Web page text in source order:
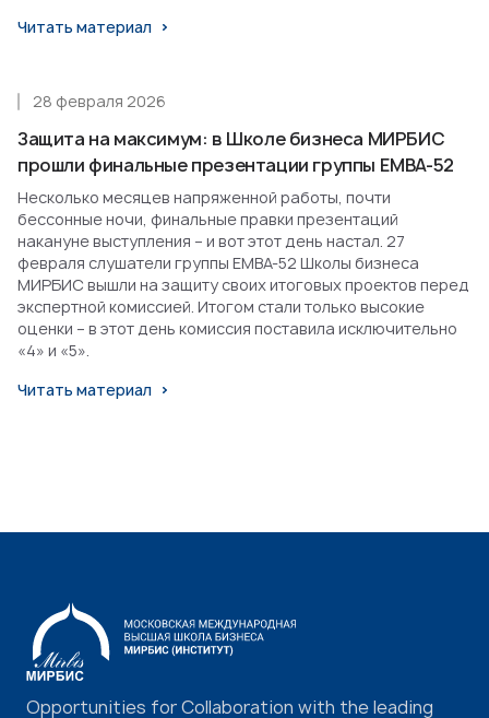
Читать материал
Защита на максимум: в Школе бизнеса МИРБИС
прошли финальные презентации группы EMBA-52
28 февраля 2026
Несколько месяцев напряженной работы, почти
бессонные ночи, финальные правки презентаций
накануне выступления – и вот этот день настал. 27
февраля слушатели группы EMBA-52 Школы бизнеса
МИРБИС вышли на защиту своих итоговых проектов перед
экспертной комиссией. Итогом стали только высокие
оценки – в этот день комиссия поставила исключительно
«4» и «5».
Читать материал
Opportunities for Collaboration with the leading